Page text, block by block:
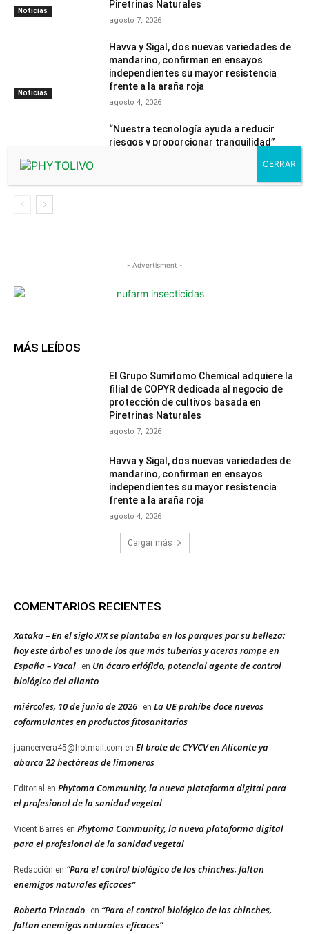
Noticias
Piretrinas Naturales
agosto 7, 2026
Noticias
Havva y Sigal, dos nuevas variedades de
mandarino, confirman en ensayos
independientes su mayor resistencia
frente a la araña roja
agosto 4, 2026
Contenido
“Nuestra tecnología ayuda a reducir
riesgos y proporcionar tranquilidad”
- Advertisment -
MÁS LEÍDOS
El Grupo Sumitomo Chemical adquiere la
filial de COPYR dedicada al negocio de
protección de cultivos basada en
Piretrinas Naturales
agosto 7, 2026
Havva y Sigal, dos nuevas variedades de
mandarino, confirman en ensayos
independientes su mayor resistencia
frente a la araña roja
agosto 4, 2026
Cargar más
COMENTARIOS RECIENTES
Xataka – En el siglo XIX se plantaba en los parques por su belleza:
hoy este árbol es uno de los que más tuberías y aceras rompe en
España – Yacal
en Un ácaro eriófido, potencial agente de control
biológico del ailanto
miércoles, 10 de junio de 2026 en La UE prohíbe doce nuevos
coformulantes en productos fitosanitarios
juancervera45@hotmail.com en El brote de CYVCV en Alicante ya
abarca 22 hectáreas de limoneros
Editorial en Phytoma Community, la nueva plataforma digital para
el profesional de la sanidad vegetal
Vicent Barres en Phytoma Community, la nueva plataforma digital
para el profesional de la sanidad vegetal
Redacción en “Para el control biológico de las chinches, faltan
enemigos naturales eficaces”
Roberto Trincado en “Para el control biológico de las chinches,
faltan enemigos naturales eficaces”